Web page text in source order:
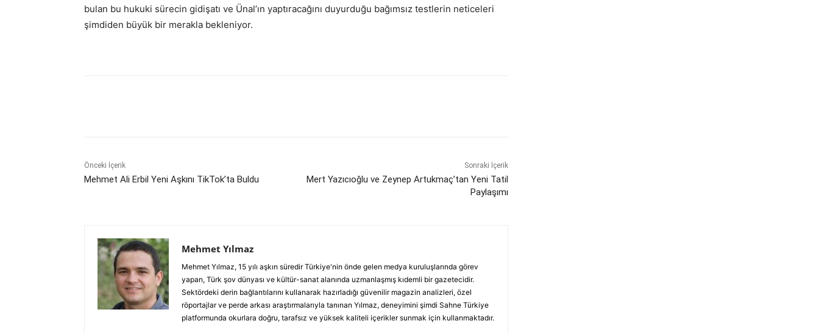
bulan bu hukuki sürecin gidişatı ve Ünal’ın yaptıracağını duyurduğu bağımsız testlerin neticeleri
şimdiden büyük bir merakla bekleniyor.
Önceki İçerik
Mehmet Ali Erbil Yeni Aşkını TikTok’ta Buldu
Sonraki İçerik
Mert Yazıcıoğlu ve Zeynep Artukmaç’tan Yeni Tatil
Paylaşımı
Mehmet Yılmaz
Mehmet Yılmaz, 15 yılı aşkın süredir Türkiye'nin önde gelen medya kuruluşlarında görev
yapan, Türk şov dünyası ve kültür-sanat alanında uzmanlaşmış kıdemli bir gazetecidir.
Sektördeki derin bağlantılarını kullanarak hazırladığı güvenilir magazin analizleri, özel
röportajlar ve perde arkası araştırmalarıyla tanınan Yılmaz, deneyimini şimdi Sahne Türkiye
platformunda okurlara doğru, tarafsız ve yüksek kaliteli içerikler sunmak için kullanmaktadır.